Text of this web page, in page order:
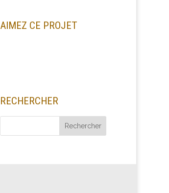
AIMEZ CE PROJET
RECHERCHER